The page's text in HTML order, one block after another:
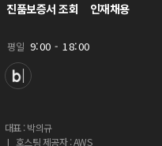
진품보증서 조회 인재채용
평일 9:00 - 18:00
대표 : 박의규
I 호스팅 제공자 : AWS